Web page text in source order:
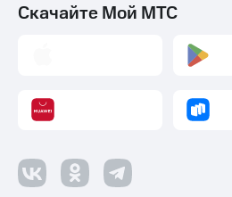
Скачайте Мой МТС